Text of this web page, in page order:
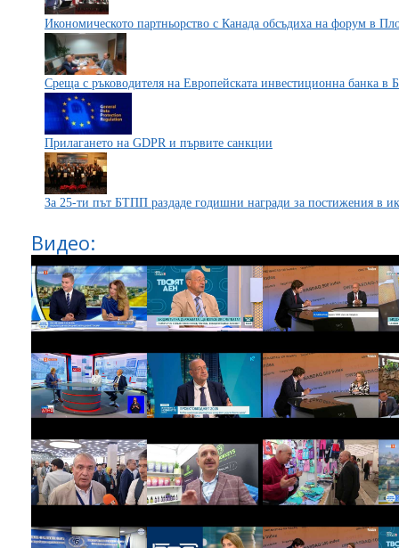
Икономическото партньорство с Канада обсъдиха на форум в
Среща с ръководителя на Европейската инвестиционна банка в
Прилагането на GDPR и първите санкции
За 25-ти път БТПП раздаде годишни награди за постижения в
Видео: